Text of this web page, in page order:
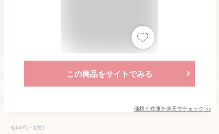
この商品をサイトでみる
価格と在庫を楽天でチェック >>
心(50代・女性)